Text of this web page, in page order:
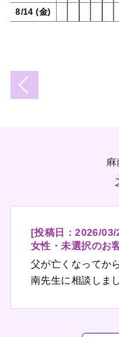
8/14 (金)
[投稿日：2026/03/
女性・未選択のお
父が亡くなってか
南先生に相談しま
気にしている点と